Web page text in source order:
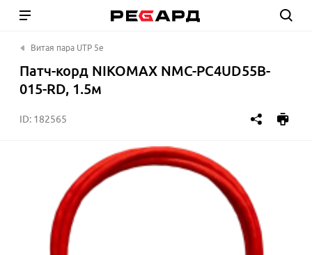
Витая пара UTP 5e
Патч-корд NIKOMAX NMC-PC4UD55B-
015-RD, 1.5м
ID: 182565